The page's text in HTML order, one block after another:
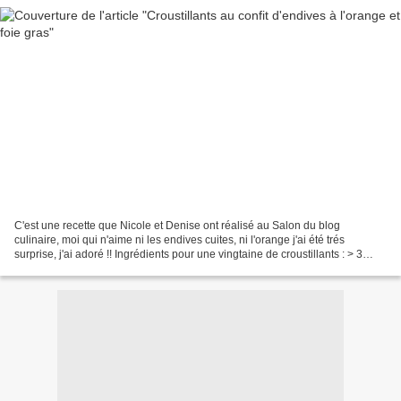
C'est une recette que Nicole et Denise ont réalisé au Salon du blog
culinaire, moi qui n'aime ni les endives cuites, ni l'orange j'ai été trés
surprise, j'ai adoré !! Ingrédients pour une vingtaine de croustillants : > 3